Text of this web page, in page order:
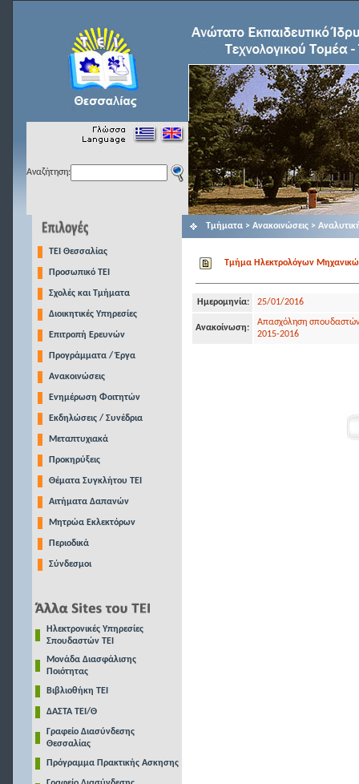
Αναζήτηση:
TEI Θεσσαλίας
Προσωπικό ΤΕΙ
Σχολές και Τμήματα
Διοικητικές Υπηρεσίες
Επιτροπή Ερευνών
Προγράμματα / Έργα
Ανακοινώσεις
Ενημέρωση Φοιτητών
Εκδηλώσεις / Συνέδρια
Μεταπτυχιακά
Προκηρύξεις
Θέματα Συγκλήτου ΤΕΙ
Αιτήματα Δαπανών
Μητρώα Εκλεκτόρων
Περιοδικά
Σύνδεσμοι
Ηλεκτρονικές Υπηρεσίες
Σπουδαστών ΤΕΙ
Μονάδα Διασφάλισης
Ποιότητας
Βιβλιοθήκη ΤΕΙ
ΔΑΣΤΑ ΤΕΙ/Θ
Γραφείο Διασύνδεσης
Θεσσαλίας
Πρόγραμμα Πρακτικής Ασκησης
Τμήματα > Ανακοινώσεις >
Τμήμα Ηλεκτρολόγων Μηχανικών
Ημερομηνία: 25/01/2016
Ανακοίνωση:
Απασχόληση σπουδαστών
2015-2016